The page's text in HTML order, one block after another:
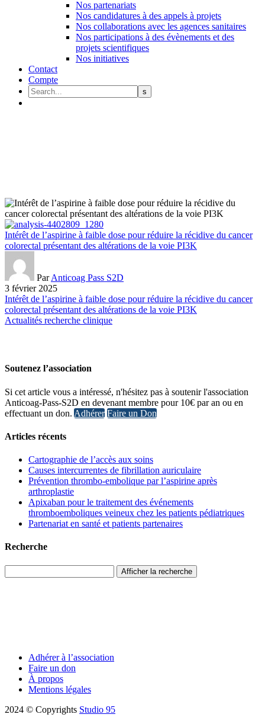
Nos partenariats
Nos candidatures à des appels à projets
Nos collaborations avec les agences sanitaires
Nos participations à des évènements et des
projets scientifiques
Nos initiatives
Contact
Compte
Intérêt de l’aspirine à faible dose pour réduire la récidive du cancer
colorectal présentant des altérations de la voie PI3K
ParAnticoag Pass S2D
3 février 2025
Intérêt de l’aspirine à faible dose pour réduire la récidive du cancer
colorectal présentant des altérations de la voie PI3K
Actualités recherche clinique
Soutenez l’association
Si cet article vous a intéressé, n'hésitez pas à soutenir l'association
Anticoag-Pass-S2D en devenant membre pour 10€ par an ou en
effectuant un don. Adhérer Faire un Don
Articles récents
Cartographie de l’accès aux soins
Causes intercurrentes de fibrillation auriculaire
Prévention thrombo-embolique par l’aspirine après
arthroplastie
Apixaban pour le traitement des événements
thromboemboliques veineux chez les patients pédiatriques
Partenariat en santé et patients partenaires
Recherche
Afficher la recherche
Adhérer à l’association
Faire un don
À propos
Mentions légales
2024 © Copyrights Studio 95